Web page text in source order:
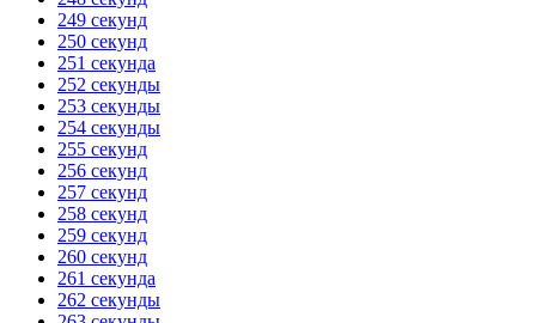
249 секунд
250 секунд
251 секунда
252 секунды
253 секунды
254 секунды
255 секунд
256 секунд
257 секунд
258 секунд
259 секунд
260 секунд
261 секунда
262 секунды